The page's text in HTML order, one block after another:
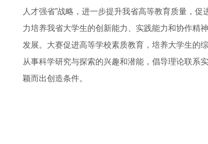
人才强省”战略，进一步提升我省高等教育质量，
力培养我省大学生的创新能力、实践能力和协作精
发展。大赛促进高等学校素质教育，培养大学生的
从事科学研究与探索的兴趣和潜能，倡导理论联系
颖而出创造条件。